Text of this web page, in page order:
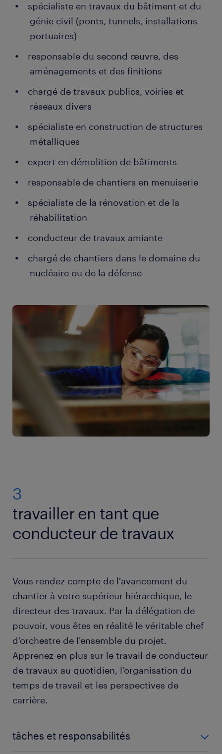
spécialiste en travaux du bâtiment et du
génie civil (ponts, tunnels, installations
portuaires)
responsable du second œuvre, des
aménagements et des finitions
chargé de travaux publics, voiries et
réseaux divers
spécialiste en construction de structures
métalliques
expert en démolition de bâtiments
responsable de chantiers en menuiserie
spécialiste de la rénovation et de la
réhabilitation
conducteur de travaux amiante
chargé de chantiers dans le domaine du
nucléaire ou de la défense
3
travailler en tant que
conducteur de travaux
Vous rendez compte de l'avancement du
chantier à votre supérieur hiérarchique, le
directeur des travaux. Par la délégation de
pouvoir, vous êtes en réalité le véritable chef
d'orchestre de l'ensemble du projet.
Apprenez-en plus sur le travail de conducteur
de travaux au quotidien, l’organisation du
temps de travail et les perspectives de
carrière.
tâches et responsabilités